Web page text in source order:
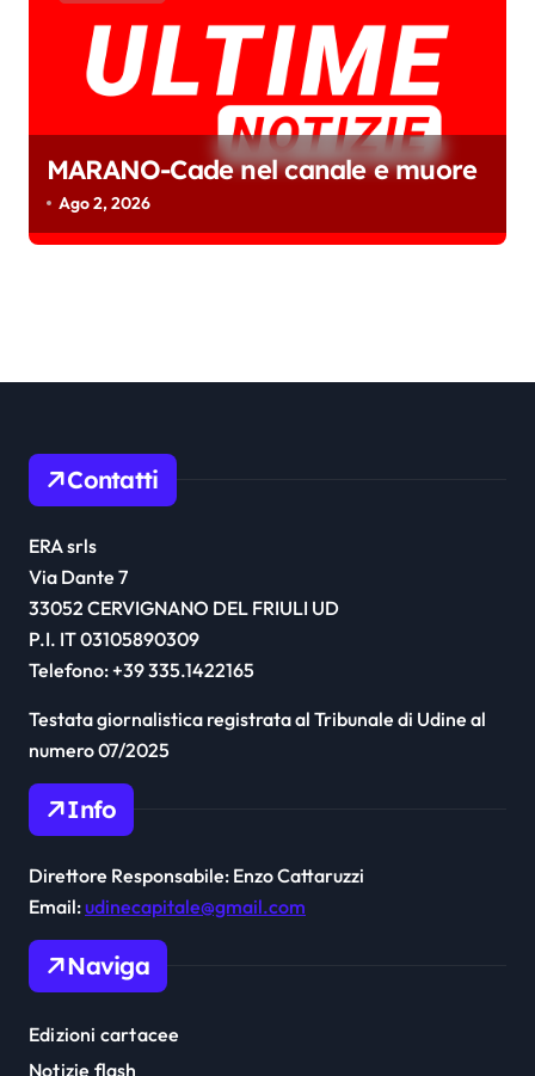
MARANO-Cade nel canale e muore
Ago 2, 2026
Contatti
ERA srls
Via Dante 7
33052 CERVIGNANO DEL FRIULI UD
P.I. IT 03105890309
Telefono: +39 335.1422165
Testata giornalistica registrata al Tribunale di Udine al
numero 07/2025
Info
Direttore Responsabile: Enzo Cattaruzzi
Email:udinecapitale@gmail.com
Naviga
Edizioni cartacee
Notizie flash